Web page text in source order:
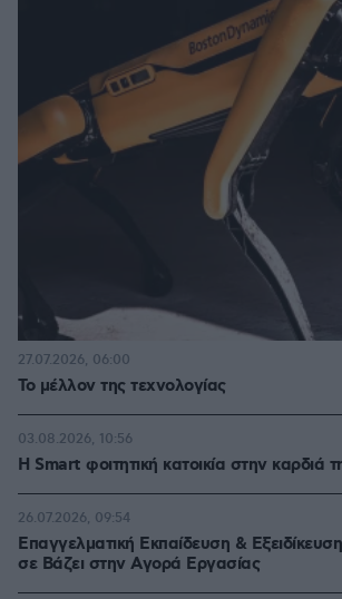
Το μέλλον της τεχνολογίας
27.07.2026, 06:00
Η Smart φοιτητική κατοικία στην καρδιά
03.08.2026, 10:56
Επαγγελματική Εκπαίδευση &
σε Bάζει στην Aγορά Eργασίας
26.07.2026, 09:54